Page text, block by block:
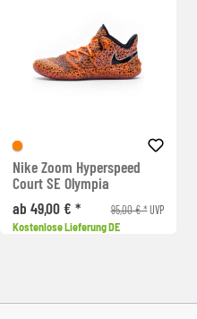
Nike Zoom Hyperspeed
Court SE Olympia
ab 49,00 € *
95,00 € *UVP
Kostenlose Lieferung DE